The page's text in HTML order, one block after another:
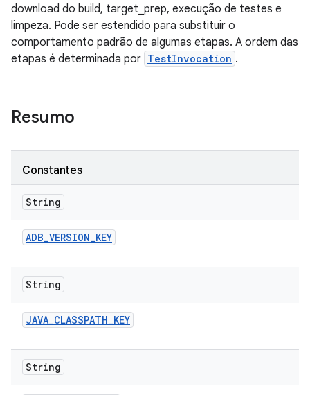
download do build, target_prep, execução de testes e
limpeza. Pode ser estendido para substituir o
comportamento padrão de algumas etapas. A ordem das
etapas é determinada por TestInvocation .
Resumo
Constantes
String
ADB_VERSION_KEY
String
JAVA_CLASSPATH_KEY
String